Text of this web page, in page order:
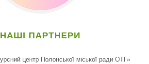
НАШІ ПАРТНЕРИ
центр Полонської міської ради ОТГ»